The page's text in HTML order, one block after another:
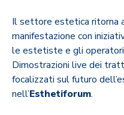
Il settore estetica ritorna
manifestazione con
le estetiste e gli
Dimostrazioni live dei
focalizzati sul futuro
nell’Esthetiforum.